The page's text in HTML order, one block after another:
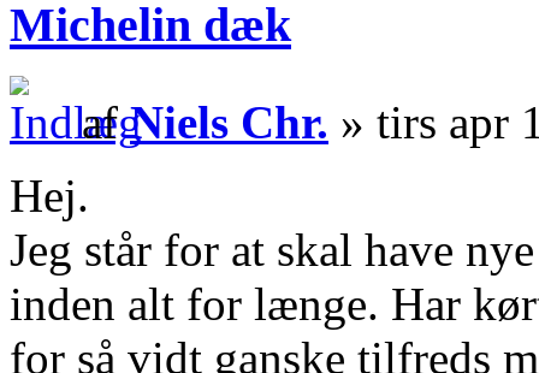
Michelin dæk
afNiels Chr. » tirs apr
Hej.
Jeg står for at skal have
inden alt for længe. Har
for så vidt ganske tilfreds